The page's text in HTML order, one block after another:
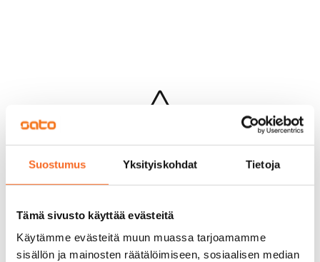
Suostumus Yksityiskohdat Tietoja
Tämä sivusto käyttää evästeitä
Käytämme evästeitä muun muassa tarjoamamme
sisällön ja mainosten räätälöimiseen, sosiaalisen median
Hups...
Jotakin meni pieleen sivun lataamisessa